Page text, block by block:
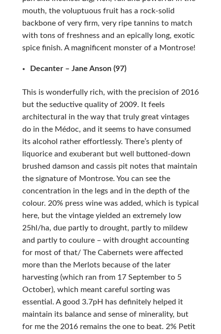
mouth, the voluptuous fruit has a rock-solid
backbone of very firm, very ripe tannins to match
with tons of freshness and an epically long, exotic
spice finish. A magnificent monster of a Montrose!
Decanter – Jane Anson (97)
This is wonderfully rich, with the precision of 2016
but the seductive quality of 2009. It feels
architectural in the way that truly great vintages
do in the Médoc, and it seems to have consumed
its alcohol rather effortlessly. There’s plenty of
liquorice and exuberant but well buttoned-down
brushed damson and cassis pit notes that maintain
the signature of Montrose. You can see the
concentration in the legs and in the depth of the
colour. 20% press wine was added, which is typical
here, but the vintage yielded an extremely low
25hl/ha, due partly to drought, partly to mildew
and partly to coulure – with drought accounting
for most of that/ The Cabernets were affected
more than the Merlots because of the later
harvesting (which ran from 17 September to 5
October), which meant careful sorting was
essential. A good 3.7pH has definitely helped it
maintain its balance and sense of minerality, but
for me the 2016 remains the one to beat. 2% Petit